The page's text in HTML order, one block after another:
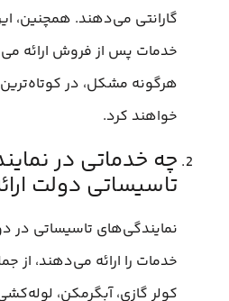
گارانتی می‌دهند. همچنین،
خدمات پس از فروش ارائه
هرگونه مشکل، در
خواهند کرد.
چه خدماتی در
تاسیساتی دولت
نمایندگی‌های تاسیساتی در
خدمات را ارائه می‌دهند، از
کولر گازی، آبگرمکن،